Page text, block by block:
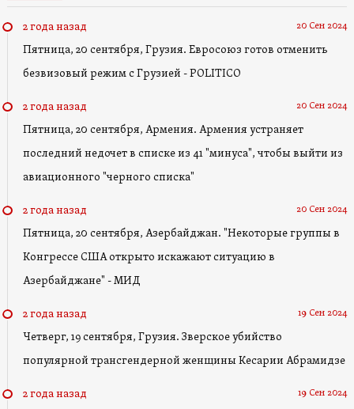
2 года назад 20 Сен 2024
Пятница, 20 сентября, Грузия. Евросоюз готов отменить
безвизовый режим с Грузией - POLITICO
2 года назад 20 Сен 2024
Пятница, 20 сентября, Армения. Армения устраняет
последний недочет в списке из 41 "минуса", чтобы выйти из
авиационного "черного списка"
2 года назад 20 Сен 2024
Пятница, 20 сентября, Азербайджан. "Некоторые группы в
Конгрессе США открыто искажают ситуацию в
Азербайджане" - МИД
2 года назад 19 Сен 2024
Четверг, 19 сентября, Грузия. Зверское убийство
популярной трансгендерной женщины Кесарии Абрамидзе
2 года назад 19 Сен 2024